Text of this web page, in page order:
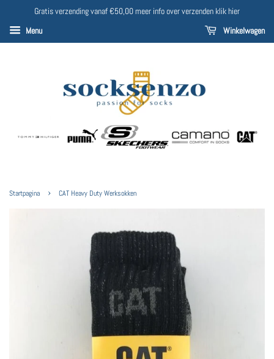
Gratis verzending vanaf €50,00 meer info over verzenden klik hier
Menu
Winkelwagen
Startpagina › CAT Heavy Duty Werksokken